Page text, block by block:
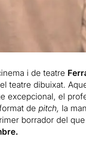
i de teatre
teatre dibuixat.
excepcional, el
de pitch, la
borrador del que